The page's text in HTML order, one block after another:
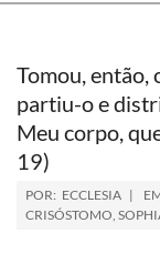
Tomou, então,
partiu-o e
Meu corpo,
19)
POR: ECCLESIA
CRISÓSTOMO,